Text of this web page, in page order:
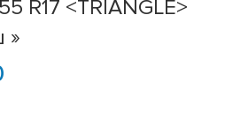
R17 <TRIANGLE>
»